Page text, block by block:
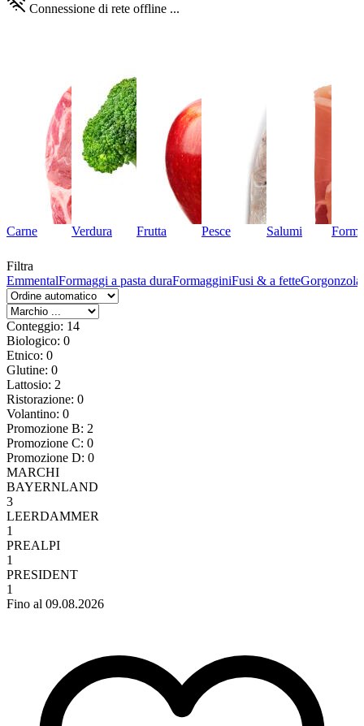
Connessione di rete offline ...
Carne Verdura Frutta Pesce Salumi
Filtra
EmmentalFormaggi a pasta duraFormagginiFusi & a fetteGorgonzola
Conteggio: 14
Biologico: 0
Etnico: 0
Glutine: 0
Lattosio: 2
Ristorazione: 0
Volantino: 0
Promozione B: 2
Promozione C: 0
Promozione D: 0
MARCHI
BAYERNLAND
3
LEERDAMMER
1
PREALPI
1
PRESIDENT
1
Fino al 09.08.2026